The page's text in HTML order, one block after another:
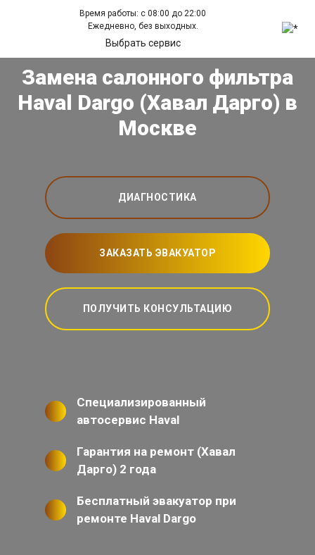
Время работы: с 08:00 до 22:00
Ежедневно, без выходных.
Выбрать сервис
Замена салонного фильтра
Haval Dargo (Хавал Дарго) в
Москве
ДИАГНОСТИКА
ЗАКАЗАТЬ ЭВАКУАТОР
ПОЛУЧИТЬ КОНСУЛЬТАЦИЮ
Специализированный
автосервис Haval
Гарантия на ремонт (Хавал
Дарго) 2 года
Бесплатный эвакуатор при
ремонте Haval Dargo